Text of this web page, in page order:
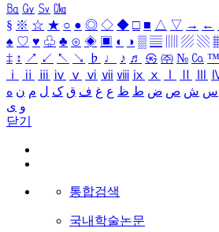
㏃ ㏉ ㏜ ㏆
§ ※ ☆ ★ ○ ● ◎ ◇ ◆ □ ■ △ ▽ → ←
♠ ♡ ♥ ♧ ♣ ⊙ ◈ ▣ ◐ ◑ ▒ ▤ ▨ ▧
‡ ↕ ↗ ↙ ↖ ↘ ♭ ♩ ♪ ♬ ㉿ ㈜ № ㏇ ™
ⅰ
ⅱ ⅲ ⅳ ⅴ ⅵ ⅶ ⅷ ⅸ ⅹ
س ش ص ض ط ظ ع غ ف ق ک ل م ن ه
و ی
닫기
통합검색
국내학술논문